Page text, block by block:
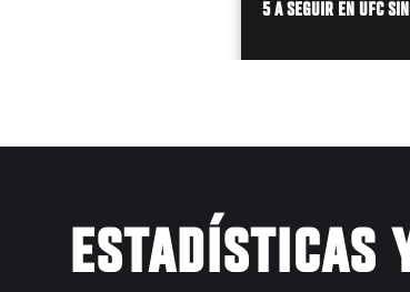
5 A SEGUIR EN UFC
ESTADÍSTICAS